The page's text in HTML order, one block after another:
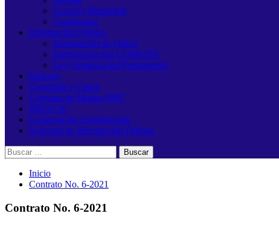
Concejo Municipal
Comisiones
Información Pública
Información de Oficio
Información del COMUDE
Ley Orgánica del Presupuesto
Historia
Geografía y Clima
Consulta de Multas PMT
SINACIG
Licencias de Construcción
Solicitud de Información Pública
Buscar:
Inicio
Contrato No. 6-2021
Contrato No. 6-2021